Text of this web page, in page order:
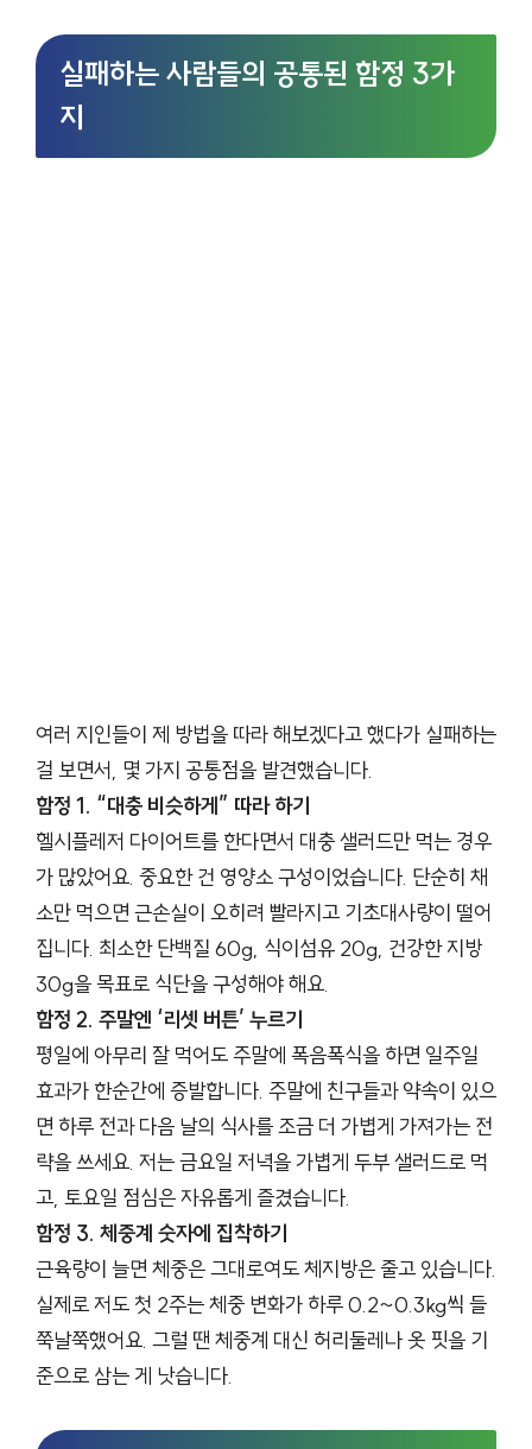
실패하는 사람들의 공통된 함정 3가
지
여러 지인들이 제 방법을 따라 해보겠다고 했다가 실패하는
걸 보면서, 몇 가지 공통점을 발견했습니다.
함정 1. “대충 비슷하게” 따라 하기
헬시플레저 다이어트를 한다면서 대충 샐러드만 먹는 경우
가 많았어요. 중요한 건 영양소 구성이었습니다. 단순히 채
소만 먹으면 근손실이 오히려 빨라지고 기초대사량이 떨어
집니다. 최소한 단백질 60g, 식이섬유 20g, 건강한 지방
30g을 목표로 식단을 구성해야 해요.
함정 2. 주말엔 ‘리셋 버튼’ 누르기
평일에 아무리 잘 먹어도 주말에 폭음폭식을 하면 일주일
효과가 한순간에 증발합니다. 주말에 친구들과 약속이 있으
면 하루 전과 다음 날의 식사를 조금 더 가볍게 가져가는 전
략을 쓰세요. 저는 금요일 저녁을 가볍게 두부 샐러드로 먹
고, 토요일 점심은 자유롭게 즐겼습니다.
함정 3. 체중계 숫자에 집착하기
근육량이 늘면 체중은 그대로여도 체지방은 줄고 있습니다.
실제로 저도 첫 2주는 체중 변화가 하루 0.2~0.3kg씩 들
쭉날쭉했어요. 그럴 땐 체중계 대신 허리둘레나 옷 핏을 기
준으로 삼는 게 낫습니다.